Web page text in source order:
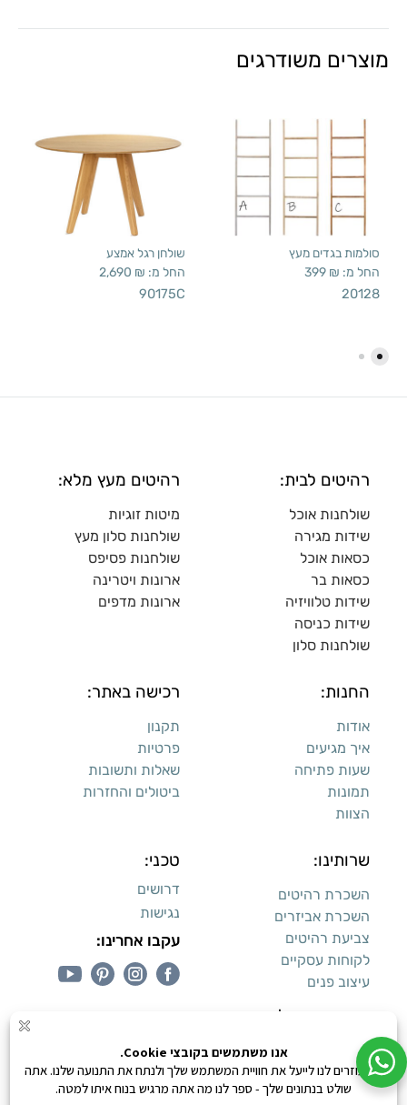
מוצרים משודרגים
סולמות בגדים מעץ
החל מ: 399 ₪
20128
שולחן רגל אמצע
החל מ: 2,690 ₪
90175C
רהיטים לבית:
שולחנות אוכל
שידות מגירה
כסאות אוכל
כסאות בר
שידות טלוויזיה
שידות כניסה
שולחנות סלון
רהיטים מעץ מלא:
מיטות זוגיות
שולחנות סלון מעץ
שולחנות פסיפס
ארונות ויטרינה
ארונות מדפים
החנות:
אודות
איך מגיעים
שעות פתיחה
תמונות
הצוות
רכישה באתר:
תקנון
פרטיות
שאלות ותשובות
ביטולים והחזרות
שרותינו:
השכרת רהיטים
השכרת אביזרים
צביעת רהיטים
לקוחות עסקיים
עיצוב פנים
עיצוב דירות למכירה:
טכני:
דרושים
נגישות
עקבו אחרינו:
קנייה מאובטחת